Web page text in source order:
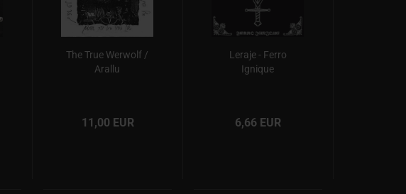
The True Werwolf /
Arallu
11,00 EUR
Leraje - Ferro
Ignique
6,66 EUR